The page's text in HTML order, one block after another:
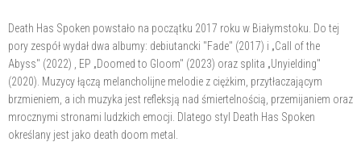
Death Has Spoken powstało na początku 2017 roku w Białymstoku. Do tej
pory zespół wydał dwa albumy: debiutancki "Fade" (2017) i „Call of the
Abyss" (2022) , EP „Doomed to Gloom" (2023) oraz splita „Unyielding"
(2020). Muzycy łączą melancholijne melodie z ciężkim, przytłaczającym
brzmieniem, a ich muzyka jest refleksją nad śmiertelnością, przemijaniem oraz
mrocznymi stronami ludzkich emocji. Dlatego styl Death Has Spoken
określany jest jako death doom metal.